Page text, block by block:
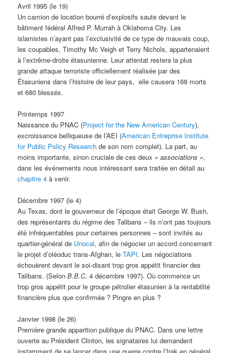
Avril 1995 (le 19)
Un camion de location bourré d’explosifs saute devant le
bâtiment fédéral Alfred P. Murrah à Oklahoma City. Les
islamistes n’ayant pas l’exclusivité de ce type de mauvais coup,
les coupables, Timothy Mc Veigh et Terry Nichols, appartenaient
à l’extrême-droite étasunienne. Leur attentat restera la plus
grande attaque terroriste officiellement réalisée par des
Étasuniens dans l’histoire de leur pays, elle causera 168 morts
et 680 blessés.
Printemps 1997
Naissance du PNAC (Project for the New American Century),
excroissance belliqueuse de l’AEI (American Entreprise Institute
for Public Policy Research de son nom complet). La part, au
moins importante, sinon cruciale de ces deux « associations »,
dans les événements nous intéressant sera traitée en détail au
chapitre 4 à venir.
Décembre 1997 (le 4)
Au Texas, dont le gouverneur de l’époque était George W. Bush,
des représentants du régime des Talibans – ils n’ont pas toujours
été infréquentables pour certaines personnes – sont invités au
quartier-général de Unocal, afin de négocier un accord concernant
le projet d’oléoduc trans-Afghan, leTAPI. Les négociations
échouèrent devant le soi-disant trop gros appétit financier des
Talibans. (SelonB.B.C. 4 décembre 1997). Où commence un
trop gros appétit pour le groupe pétrolier étasunien à la rentabilité
financière plus que confirmée ? Pingre en plus ?
Janvier 1998 (le 26)
Première grande apparition publique du PNAC. Dans une lettre
ouverte au Président Clinton, les signataires lui demandent